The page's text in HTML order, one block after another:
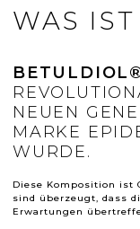
WAS
NEUEN
MARKE
WURDE.
Diese Komposition ist
sind überzeugt, dass
Erwartungen